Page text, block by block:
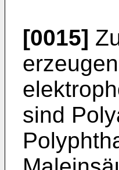
[0015]
sind